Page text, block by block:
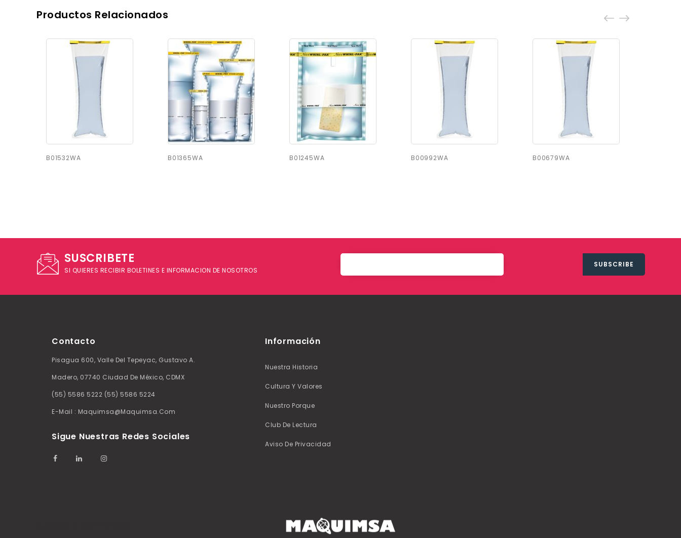
Productos Relacionados
B01532WA B01365WA B01245WA B00992WA B00679WA
SUSCRIBETE
SI QUIERES RECIBIR BOLETINES E INFORMACION DE NOSOTROS
Contacto
Pisagua 600, Valle Del Tepeyac, Gustavo A.
Madero, 07740 Ciudad De México, CDMX
(55) 5586 5222 (55) 5586 5224
E-Mail : Maquimsa@maquimsa.com
Sigue Nuestras Redes Sociales
Información
Nuestra Historia
Cultura Y Valores
Nuestro Porque
Club De Lectura
Aviso De Privacidad